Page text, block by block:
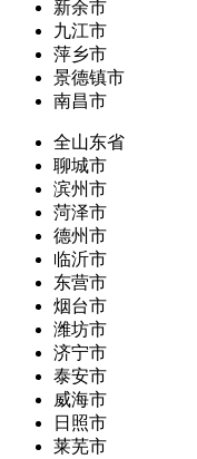
新余市
九江市
萍乡市
景德镇市
南昌市
全山东省
聊城市
滨州市
菏泽市
德州市
临沂市
东营市
烟台市
潍坊市
济宁市
泰安市
威海市
日照市
莱芜市